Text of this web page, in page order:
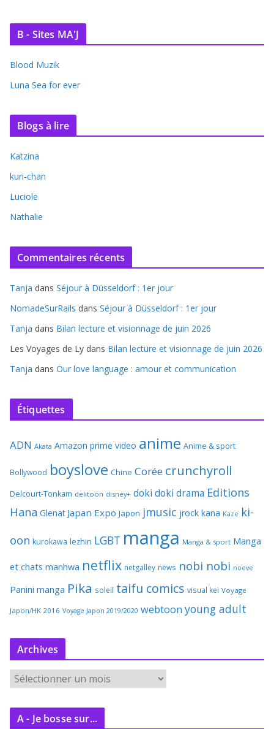
B - Sites MA'J
Blood Muzik
Luna Sea for ever
Blogs à lire
Katzina
kuri-chan
Luciole
Nathalie
Commentaires récents
Tanja dans Séjour à Düsseldorf : 1er jour
NomadeSurRails dans Séjour à Düsseldorf : 1er jour
Tanja dans Bilan lecture et visionnage de juin 2026
Les Voyages de Ly dans Bilan lecture et visionnage de juin 2026
Tanja dans Our love language : amour et communication
Étiquettes
ADN Akata Amazon prime video anime Anime & sport
Bollywood boyslove Chine Corée crunchyroll
Delcourt-Tonkam delitoon disney+ doki doki drama Editions
Hana Glenat Japan Expo Japon jmusic jrock kana Kaze ki-
oon kurokawa lezhin LGBT manga Manga & sport Manga
et chats manhwa netflix netgalley news nobi nobi noeve
Panini manga Pika soleil taifu comics visual kei Voyage
Japon/HK 2016 Voyage Japon 2019/2020 webtoon young adult
Archives
r
c
A - Je bosse sur...